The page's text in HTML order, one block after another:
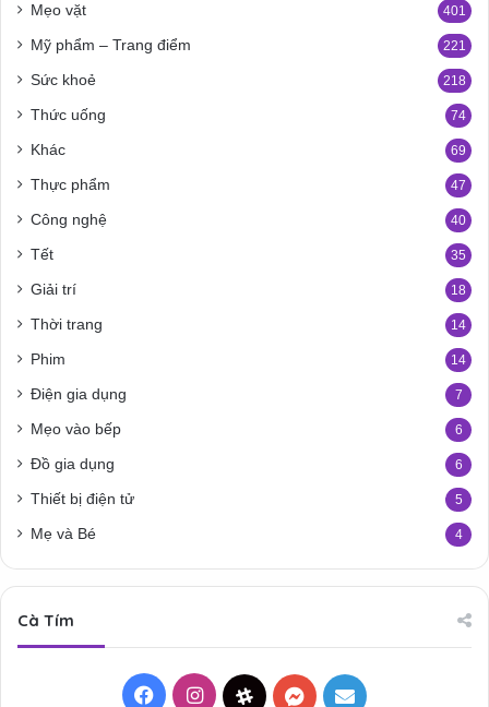
Mẹo vặt 401
Mỹ phẩm – Trang điểm 221
Sức khoẻ 218
Thức uống 74
Khác 69
Thực phẩm 47
Công nghệ 40
Tết 35
Giải trí 18
Thời trang 14
Phim 14
Điện gia dụng 7
Mẹo vào bếp 6
Đồ gia dụng 6
Thiết bị điện tử 5
Mẹ và Bé 4
Cà Tím
FacebookInstagramThreadsMessenger
Mail